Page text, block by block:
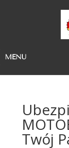
MENU
Twój